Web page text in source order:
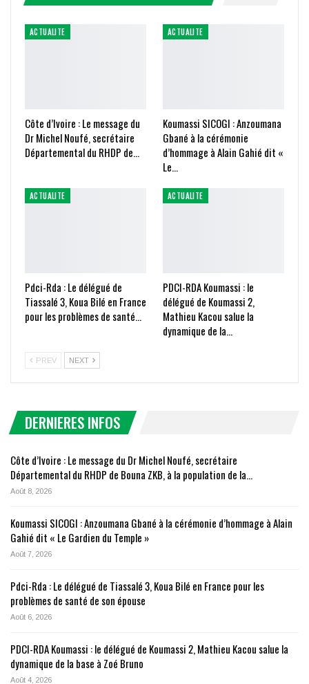
ACTUALITE
Côte d’Ivoire : Le message du
Dr Michel Noufé, secrétaire
Départemental du RHDP de…
ACTUALITE
Koumassi SICOGI : Anzoumana
Gbané à la cérémonie
d’hommage à Alain Gahié dit «
Le…
ACTUALITE
Pdci-Rda : Le délégué de
Tiassalé 3, Koua Bilé en France
pour les problèmes de santé…
ACTUALITE
PDCI-RDA Koumassi : le
délégué de Koumassi 2,
Mathieu Kacou salue la
dynamique de la…
PREV NEXT
DERNIERES INFOS
Côte d’Ivoire : Le message du Dr Michel Noufé, secrétaire
Départemental du RHDP de Bouna ZKB, à la population de la…
Août 8, 2026
Koumassi SICOGI : Anzoumana Gbané à la cérémonie d’hommage à Alain
Gahié dit « Le Gardien du Temple »
Août 7, 2026
Pdci-Rda : Le délégué de Tiassalé 3, Koua Bilé en France pour les
problèmes de santé de son épouse
Août 6, 2026
PDCI-RDA Koumassi : le délégué de Koumassi 2, Mathieu Kacou salue la
dynamique de la base à Zoé Bruno
Août 4, 2026